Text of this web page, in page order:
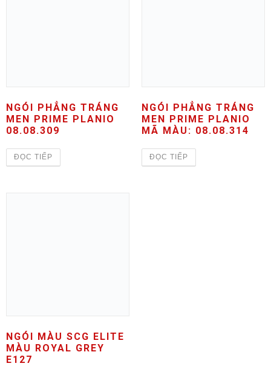
NGÓI PHẲNG TRÁNG
MEN PRIME PLANIO
08.08.309
ĐỌC TIẾP
NGÓI PHẲNG TRÁNG
MEN PRIME PLANIO
MÃ MÀU: 08.08.314
ĐỌC TIẾP
NGÓI MÀU SCG ELITE
MÀU ROYAL GREY
E127